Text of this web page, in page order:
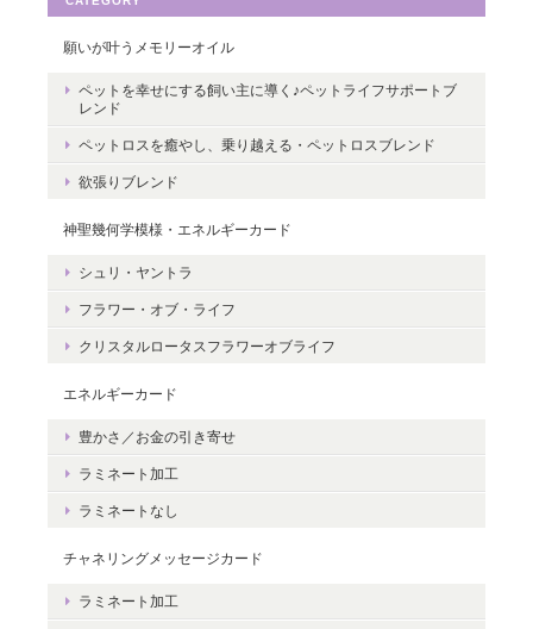
2022/05/30
ながら 絵と共に待ちたいと思います。
レビューありがとうございます。 ペット
さんとの絆をいつも感じていただけると
嬉しいです。＾＾
エネルギーカードを無事に受け取りました。 見ているだけで幸せ
な気持ちになりました。＾＾ 早速お札入れに入れて願いを込めま
した。 きっと温かく見守って頂けると思います。 末永く大切に致
願いが叶うメモリーオイル
ペットを幸せにする飼い主に導く♪ペットライフサポートブ
レンド
ペットロスを癒やし、乗り越える・ペットロスブレンド
欲張りブレンド
神聖幾何学模様・エネルギーカード
シュリ・ヤントラ
フラワー・オブ・ライフ
クリスタルロータスフラワーオブライフ
エネルギーカード
豊かさ／お金の引き寄せ
ラミネート加工
ラミネートなし
チャネリングメッセージカード
ラミネート加工